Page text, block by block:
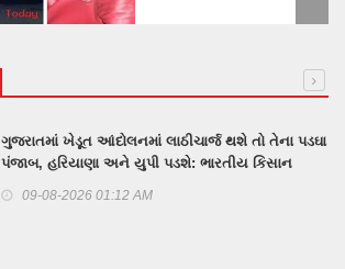
ગુજરાતમાં ખેડૂત આંદોલનમાં લાઠીચાર્જ થશે તો તેના પડઘા
પંજાબ, હરિયાણા અને યુપી પડશે: ભારતીય કિસાન
09-08-2026 01:12 AM